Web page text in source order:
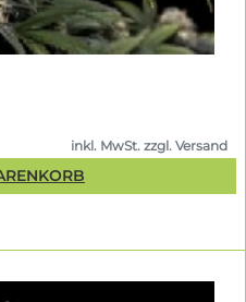
für
Haze-, Skunk- oder
Standardsorten
inkl. MwSt. zzgl. Versand